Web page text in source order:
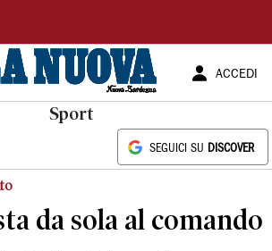
ACCEDI
Sport
SEGUICI SU DISCOVER
da sola al comando